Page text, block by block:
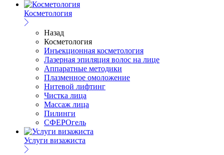
Косметология
Назад
Косметология
Инъекционная косметология
Лазерная эпиляция волос на лице
Аппаратные методики
Плазменное омоложение
Нитевой лифтинг
Чистка лица
Массаж лица
Пилинги
СФЕРОгель
Услуги визажиста